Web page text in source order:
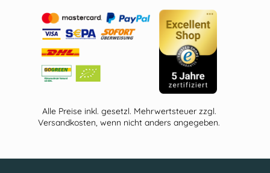
Alle Preise inkl. gesetzl. Mehrwertsteuer zzgl.
Versandkosten, wenn nicht anders angegeben.